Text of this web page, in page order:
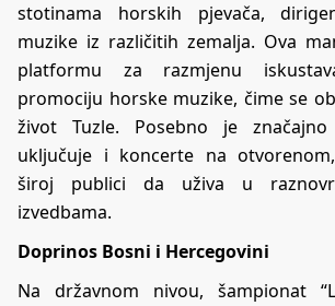
stotinama horskih pjevača,
muzike iz različitih zemalja. Ova
platformu za razmjenu
promociju horske muzike, čime se
život Tuzle. Posebno je
uključuje i koncerte na
široj publici da uživa u
izvedbama.
Doprinos Bosni i Hercegovini
Na državnom nivou, šampionat